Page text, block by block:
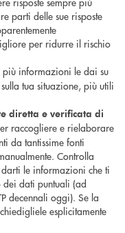
parti delle sue risposte
per ridurre il rischio
più informazioni le dai su
tua situazione, più utili
diretta e verificata di
raccogliere e rielaborare
da tantissime fonti
Controlla
le informazioni che ti
dei dati puntuali (ad
decennali oggi). Se la
esplicitamente